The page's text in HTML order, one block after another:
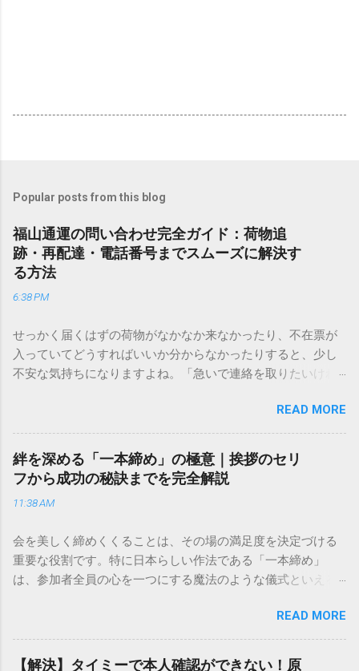
Popular posts from this blog
福山通運の問い合わせ完全ガイド：荷物追
跡・再配達・電話番号までスムーズに解決す
る方法
6:38 PM
せっかく届くはずの荷物がなかなか来なかったり、不在票が
入っていてどうすればいいか分からなかったりすると、少し
不安な気持ちになりますよね。「急いで連絡を取りたいけれ
きできる？」といった疑問を抱える方も多いはずです。 福山
通運は企業間物流のイメージが強いかもしれませんが、個人
向けの宅配サービスも非常に充実しています。大切なのは、
目的に合わせた適切な連絡先を選ぶことです。この記事で
は、荷物の追跡確認から営業所への電話連絡、再配達の依頼
手順まで、初めての方でも迷わずに解決できる方法を詳しく
本全国に広範なネットワークを持つ大手運送会社です。特に
重量物や大型の荷物、そして企業間の輸送において圧倒的な
実績を誇ります。 個人で利用する場合、他の宅配業者と少し
いう特徴があります。地域に密着した各拠点が配送をコント
ロールしているため、現場の状況に合わせた柔軟な相談がし
やすいのがメリットです。まずは、今抱えている悩みがどの
READ MORE
絆を深める「一本締め」の極意｜挨拶のセリ
フから成功の秘訣までを完全解説
11:38 AM
会を美しく締めくくることは、その場の満足度を決定づける
重要な役割です。特に日本らしい作法である「一本締め」
は、参加者全員の心を一つにする魔法のような儀式といえる
「手拍子のリズムに自信がない」と不安を感じる方も多いは
ずです。この記事では、ビジネスからカジュアルな集まりま
で、どのような場面でも堂々と立ち振る舞えるための「一本
READ MORE
【解決】タイミーで本人確認ができない！原